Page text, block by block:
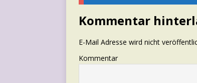
Kommentar
E-Mail Adresse wird nicht
Kommentar